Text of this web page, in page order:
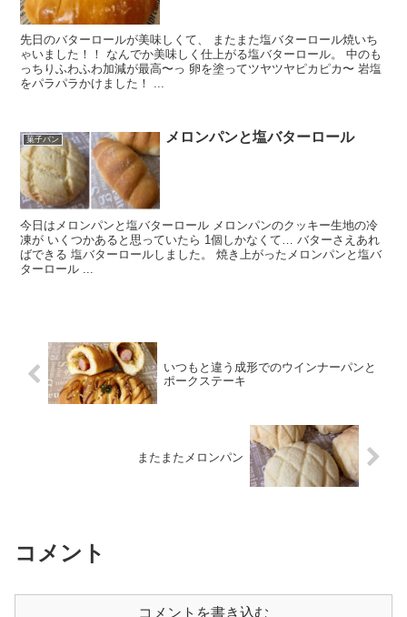
先日のバターロールが美味しくて、 またまた塩バターロール焼いち
ゃいました！！ なんでか美味しく仕上がる塩バターロール。 中のも
っちりふわふわ加減が最高〜っ 卵を塗ってツヤツヤピカピカ〜 岩塩
をパラパラかけました！ ...
菓子パン メロンパンと塩バターロール
今日はメロンパンと塩バターロール メロンパンのクッキー生地の冷
凍が いくつかあると思っていたら 1個しかなくて… バターさえあれ
ばできる 塩バターロールしました。 焼き上がったメロンパンと塩バ
ターロール ...
いつもと違う成形でのウインナーパンと
ポークステーキ
またまたメロンパン
コメント
コメントを書き込む